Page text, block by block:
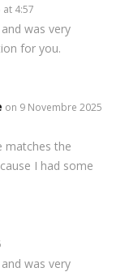
4:57
was very
for you.
on 9 Novembre 2025
matches the
I had some
was very